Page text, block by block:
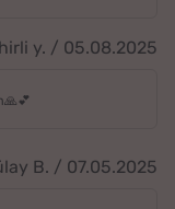
y. / 05.08.2025
B. / 07.05.2025